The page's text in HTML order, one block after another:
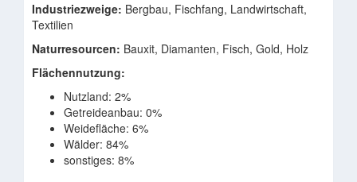
Industriezweige: Bergbau, Fischfang, Landwirtschaft,
Textilien
Naturresourcen: Bauxit, Diamanten, Fisch, Gold, Holz
Flächennutzung:
Nutzland: 2%
Getreideanbau: 0%
Weidefläche: 6%
Wälder: 84%
sonstiges: 8%